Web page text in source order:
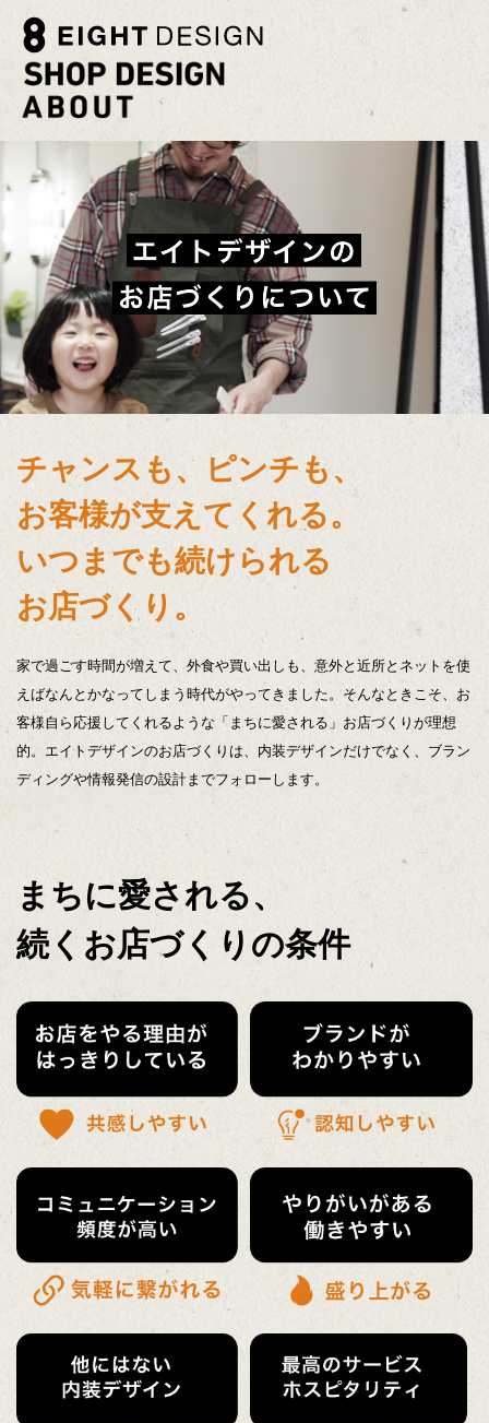
チャンスも、ピンチも、
お客様が支えてくれる。
いつまでも続けられる
お店づくり。
家で過ごす時間が増えて、外食や買い出しも、意外と近所とネットを使
えばなんとかなってしまう時代がやってきました。そんなときこそ、お
客様自ら応援してくれるような「まちに愛される」お店づくりが理想
的。エイトデザインのお店づくりは、内装デザインだけでなく、ブラン
ディングや情報発信の設計までフォローします。
まちに愛される、
続くお店づくりの条件